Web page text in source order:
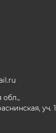
обл.,
уч. 1